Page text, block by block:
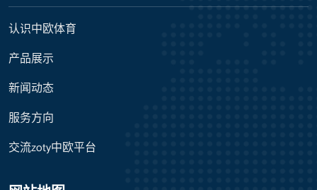
认识中欧体育
产品展示
新闻动态
服务方向
交流zoty中欧平台